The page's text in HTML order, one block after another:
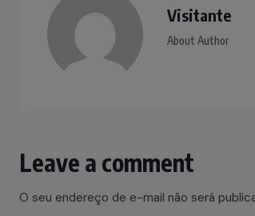
Visitante
About Author
Leave a comment
O seu endereço de e-mail não será